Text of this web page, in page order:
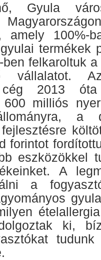
Gyula
100%-
termékek
felkaroltuk
vállalatot.
2013
600 milliós
a
forintot
eszközökkel
A
a
ki,